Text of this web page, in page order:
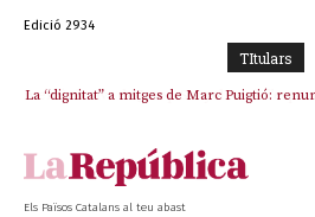
Edició 2934
TItulars
La “dignitat” a mitges de Marc Puigtió:
Els Països Catalans al teu abast